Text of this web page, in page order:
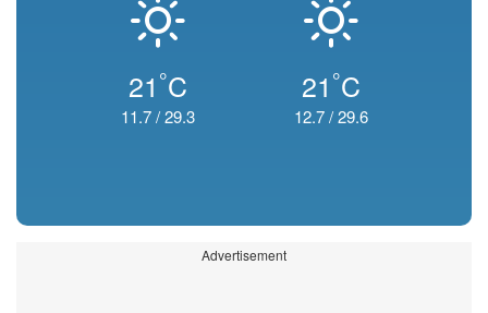
21 °C
11.7/29.3
21 °C
12.7/29.6
Advertisement